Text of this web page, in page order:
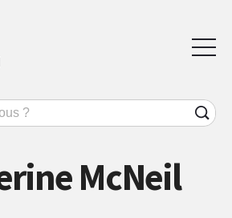
McNeil